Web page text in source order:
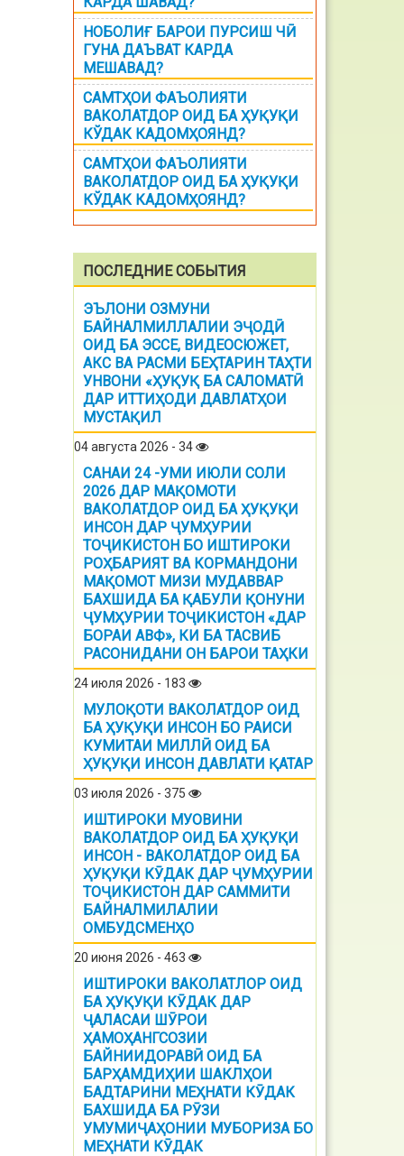
НОБОЛИҒ БАРОИ ПУРСИШ ЧӢ
ГУНА ДАЪВАТ КАРДА
МЕШАВАД?
САМТҲОИ ФАЪОЛИЯТИ
ВАКОЛАТДОР ОИД БА ҲУҚУҚИ
КЎДАК КАДОМҲОЯНД?
САМТҲОИ ФАЪОЛИЯТИ
ВАКОЛАТДОР ОИД БА ҲУҚУҚИ
КЎДАК КАДОМҲОЯНД?
ПОСЛЕДНИЕ СОБЫТИЯ
ЭЪЛОНИ ОЗМУНИ
БАЙНАЛМИЛЛАЛИИ ЭҶОДӢ
ОИД БА ЭССЕ, ВИДЕОСЮЖЕТ,
АКС ВА РАСМИ БЕҲТАРИН ТАҲТИ
УНВОНИ «ҲУҚУҚ БА САЛОМАТӢ
ДАР ИТТИҲОДИ ДАВЛАТҲОИ
МУСТАҚИЛ
04 августа 2026 - 34
САНАИ 24 -УМИ ИЮЛИ СОЛИ
2026 ДАР МАҚОМОТИ
ВАКОЛАТДОР ОИД БА ҲУҚУҚИ
ИНСОН ДАР ҶУМҲУРИИ
ТОҶИКИСТОН БО ИШТИРОКИ
РОҲБАРИЯТ ВА КОРМАНДОНИ
МАҚОМОТ МИЗИ МУДАВВАР
БАХШИДА БА ҚАБУЛИ ҚОНУНИ
ҶУМҲУРИИ ТОҶИКИСТОН «ДАР
БОРАИ АВФ», КИ БА ТАСВИБ
РАСОНИДАНИ ОН БАРОИ ТАҲКИ
24 июля 2026 - 183
МУЛОҚОТИ ВАКОЛАТДОР ОИД
БА ҲУҚУҚИ ИНСОН БО РАИСИ
КУМИТАИ МИЛЛӢ ОИД БА
ҲУҚУҚИ ИНСОН ДАВЛАТИ ҚАТАР
03 июля 2026 - 375
ИШТИРОКИ МУОВИНИ
ВАКОЛАТДОР ОИД БА ҲУҚУҚИ
ИНСОН - ВАКОЛАТДОР ОИД БА
ҲУҚУҚИ КӮДАК ДАР ҶУМҲУРИИ
ТОҶИКИСТОН ДАР САММИТИ
БАЙНАЛМИЛАЛИИ
ОМБУДСМЕНҲО
20 июня 2026 - 463
ИШТИРОКИ ВАКОЛАТЛОР ОИД
БА ҲУҚУҚИ КӮДАК ДАР
ҶАЛАСАИ ШӮРОИ
ҲАМОҲАНГСОЗИИ
БАЙНИИДОРАВӢ ОИД БА
БАРҲАМДИҲИИ ШАКЛҲОИ
БАДТАРИНИ МЕҲНАТИ КӮДАК
БАХШИДА БА РӮЗИ
УМУМИҶАҲОНИИ МУБОРИЗА БО
МЕҲНАТИ КӮДАК